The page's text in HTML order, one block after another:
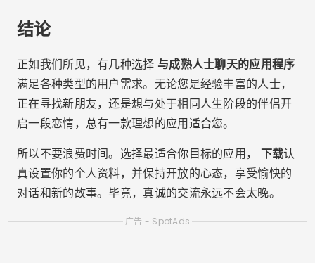
结论
正如我们所见，有几种选择 与成熟人士聊天的应用程序
满足各种类型的用户需求。无论您是经验丰富的人士，
正在寻找新朋友，还是想与处于相同人生阶段的伴侣开
启一段恋情，总有一款理想的应用适合您。
所以不要浪费时间。选择最适合你目标的应用， 下载认
真设置你的个人资料，并保持开放的心态，享受愉快的
对话和新的故事。毕竟，真诚的交流永远不会太晚。
广告 - SpotAds